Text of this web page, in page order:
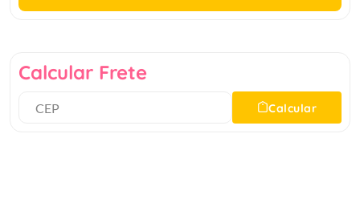
Calcular Frete
Calcular